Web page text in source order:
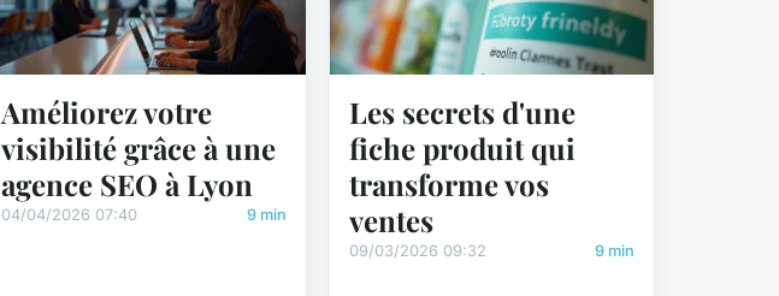
Améliorez votre
visibilité grâce à une
agence SEO à Lyon
04/04/2026 07:40 9 min
Les secrets d'une
fiche produit qui
transforme vos
ventes
09/03/2026 09:32 9 min